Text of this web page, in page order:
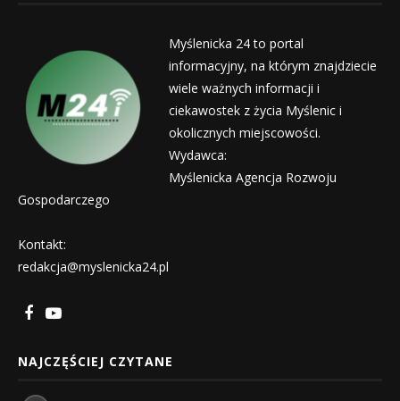
Myślenicka 24 to portal
informacyjny, na którym znajdziecie
wiele ważnych informacji i
ciekawostek z życia Myślenic i
okolicznych miejscowości.
Wydawca:
Myślenicka Agencja Rozwoju
Gospodarczego
Kontakt:
redakcja@myslenicka24.pl
NAJCZĘŚCIEJ CZYTANE